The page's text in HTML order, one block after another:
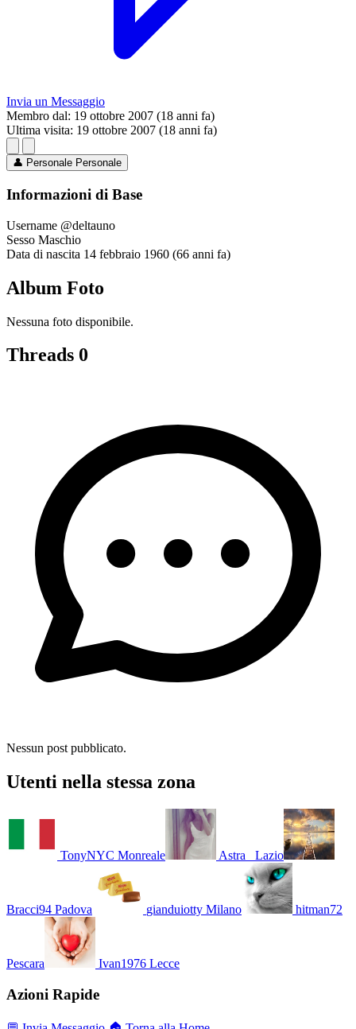
Invia un Messaggio
Membro dal: 19 ottobre 2007 (18 anni fa)
Ultima visita: 19 ottobre 2007 (18 anni fa)
👤 Personale Personale
Informazioni di Base
Username @deltauno
Sesso Maschio
Data di nascita 14 febbraio 1960 (66 anni fa)
Album Foto
Nessuna foto disponibile.
Threads 0
Nessun post pubblicato.
Utenti nella stessa zona
TonyNYC Monreale Astra_ Lazio
Bracci94 Padova gianduiotty Milano hitman72
Pescara Ivan1976 Lecce
Azioni Rapide